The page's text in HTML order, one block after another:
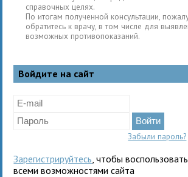
справочных целях.
По итогам полученной консультации,
обратитесь к врачу, в том числе для
возможных противопоказаний.
Войдите на сайт
Забыли пароль?
Зарегистрируйтесь , чтобы
всеми возможностями сайта